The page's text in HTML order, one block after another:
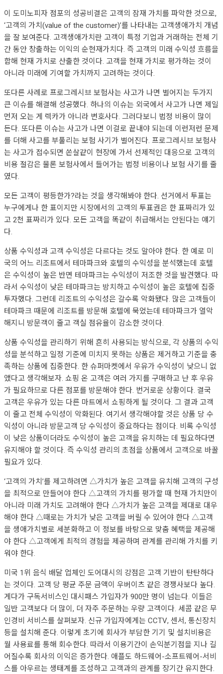
이 도미노피자 점포의 성공비결은 고객의 잠재 가치를 파악한 것으로,
‘고객의 가치(value of the customer)’를 나타내는 고객생애가치 개념
을 잘 보여준다. 고객생애가치란 고객이 특정 기업과 거래하는 전체 기
간 동안 창출하는 이익의 순현재가치다. 즉 고객의 미래 수익성 흐름을
합해 현재 가치로 산출한 것이다. 고객을 현재 가치로 평가하는 것이
아니라 미래에 기여할 가치까지 고려하는 것이다.
또다른 사례로 프로그레시브 보험사는 사고가 나면 벌어지는 두가지
큰 이슈를 해결해 성공했다. 하나의 이슈는 외국에서 사고가 나면 제일
먼저 오는 게 렉카가 아니라 변호사다. 그러다보니 법정 비용이 많이
든다. 또다른 이슈는 사고가 나면 이걸로 끝내야 되는데 이런저런 문제
를 더해 사고를 부풀리는 보험 사기가 벌어진다. 프로그레시브 보험사
는 사고가 접수되면 쏜살같이 현장에 가서 선제적인 대응으로 고객의
비용 절감은 물론 보험사에서 들어가는 법정 비용이나 보험 사기를 줄
였다.
모든 고객이 평등한가?라는 것을 생각해봐야 한다. 선거에서 투표는
누구에게나 한 표이지만 시장에서의 고객의 투표권은 한 표짜리가 있
고 2천 표짜리가 있다. 모든 고객을 똑같이 취급해서는 안된다는 얘기
다.
상품 수익성과 고객 수익성은 다르다는 것도 알아야 한다. 한 예로 미
국의 어느 리조트에서 테마파크와 호텔의 수익성을 분석했는데 호텔
은 수익성이 높은 반면 테마파크는 수익성이 저조한 것을 발견했다. 따
라서 수익성이 낮은 테마파크는 방치하고 수익성이 높은 호텔에 집중
투자했다. 그런데 리조트의 수익성은 갈수록 악화됐다. 많은 고객들이
테마파크 때문에 리조트를 방문해 호텔에 묵었는데 테마파크가 열악
해지니 방문객이 줄고 객실 점유율이 감소한 것이다.
상품 수익성을 관리하기 위해 흔히 사용되는 방식으로, 각 상품의 수익
성을 분석하고 일정 기준에 미치지 못하는 상품은 제거하고 기준을 충
족하는 상품에 집중한다. 한 슈퍼마켓에서 우유가 수익성이 낮으니 없
앴다고 생각해보자. 쇼핑 온 고객은 여러 가지를 구매하고 난 후 우유
가 필요하므로 다른 점포를 방문해야 한다. 번거로운 상황이다. 결국
고객은 우유가 있는 다른 마트에서 쇼핑하게 될 것이다. 그 결과 고객
이 줄고 전체 수익성이 악화된다. 여기서 생각해야할 것은 상품 당 수
익성이 아니라 방문고객 당 수익성이 중요하다는 점이다. 비록 수익성
이 낮은 상품이더라도 수익성이 높은 고객을 유치하는 데 필요하다면
유지해야 할 것이다. 즉 수익성 관리의 초점을 상품에서 고객으로 바꿀
필요가 있다.
‘고객의 가치’를 제고하려면 △가치가 높은 고객을 유치해 고객의 구성
을 최적으로 만들어야 한다 △고객의 가치를 평가할 때 현재 가치만이
아니라 미래 가치도 고려해야 한다 △가치가 높은 고객을 제대로 대우
해야 한다 △때로는 가치가 낮은 고객을 버릴 수 있어야 한다 △고객
을 생애가치별로 세분화하고 이 정보를 바탕으로 맞춤 혜택을 제공해
야 한다 △고객에게 최적의 경험을 제공하며 관계를 관리해 가치를 키
워야 한다.
미국 1위 음식 배달 업체인 도어대시의 강점은 고객 기반이 탄탄하다
는 것이다. 고객 당 평균 주문 금액이 우버이츠 같은 경쟁사보다 높다.
게다가 구독서비스인 대시패스 가입자가 900만 명이 넘는다. 이들은
일반 고객보다 더 많이, 더 자주 주문하는 우량 고객이다. 세콤 같은 무
인경비 서비스를 살펴보자. 신규 가입자에게는 CCTV, 센서, 통신장치
등을 설치해 준다. 이렇게 초기에 회사가 부담한 기기 및 설치비용은
월 사용료를 통해 회수한다. 따라서 이용기간이 손익분기점을 지나 길
어질수록 회사의 이익은 증가한다. 애플도 하드웨어-소프트웨어-서비
스를 아우르는 생태계를 조성하고 고객과의 관계를 장기간 유지한다.